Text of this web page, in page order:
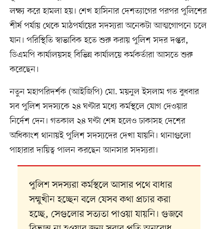
লক্ষ্য করে হামলা হয়। শেখ হাসিনার দেশত্যাগের পরপর পুলিশের
শীর্ষ পর্যায় থেকে মাঠপর্যায়ের সদস্যরা অনেকটা আত্মগোপনে চলে
যান। পরিস্থিতি স্বাভাবিক হতে শুরু করায় পুলিশ সদর দপ্তর,
ডিএমপি কার্যালয়সহ বিভিন্ন কার্যালয়ে কর্মকর্তারা আসতে শুরু
করেছেন।
নতুন মহাপরিদর্শক (আইজিপি) মো. ময়নুল ইসলাম গত বুধবার
সব পুলিশ সদস্যকে ২৪ ঘণ্টার মধ্যে কর্মস্থলে যোগ দেওয়ার
নির্দেশ দেন। গতকাল ২৪ ঘণ্টা শেষ হলেও ঢাকাসহ দেশের
অধিকাংশ থানায়ই পুলিশ সদস্যদের দেখা যায়নি। থানাগুলো
পাহারার দায়িত্ব পালন করছেন আনসার সদস্যরা।
পুলিশ সদস্যরা কর্মস্থলে আসার পথে বাধার
সম্মুখীন হচ্ছেন বলে যেসব কথা প্রচার করা
হচ্ছে, সেগুলোর সত্যতা পাওয়া যায়নি। গুজবে